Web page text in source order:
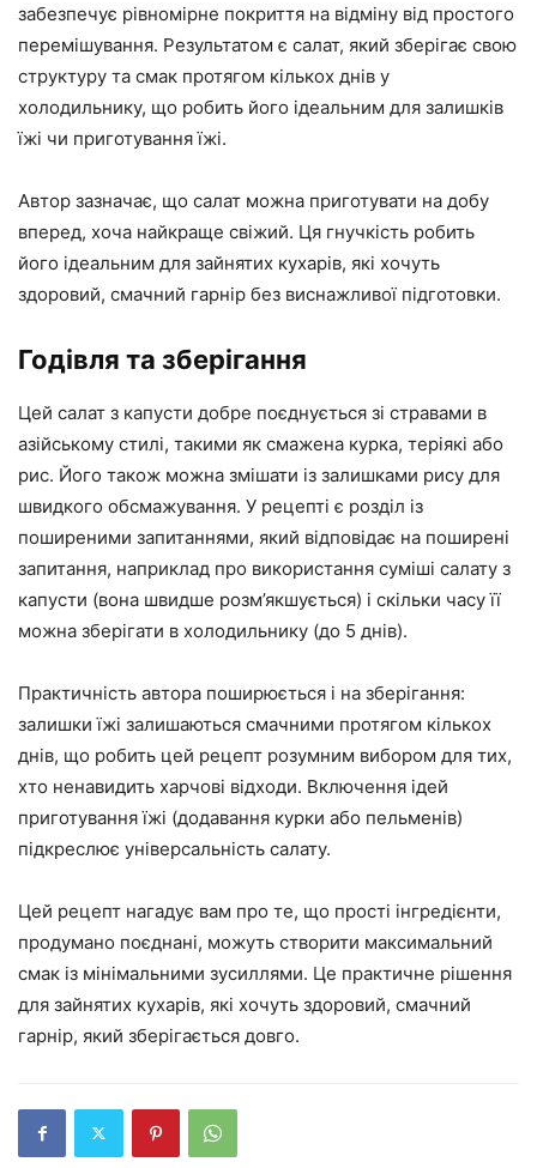
забезпечує рівномірне покриття на відміну від простого
перемішування. Результатом є салат, який зберігає свою
структуру та смак протягом кількох днів у
холодильнику, що робить його ідеальним для залишків
їжі чи приготування їжі.
Автор зазначає, що салат можна приготувати на добу
вперед, хоча найкраще свіжий. Ця гнучкість робить
його ідеальним для зайнятих кухарів, які хочуть
здоровий, смачний гарнір без виснажливої ​​підготовки.
Годівля та зберігання
Цей салат з капусти добре поєднується зі стравами в
азійському стилі, такими як смажена курка, теріякі або
рис. Його також можна змішати із залишками рису для
швидкого обсмажування. У рецепті є розділ із
поширеними запитаннями, який відповідає на поширені
запитання, наприклад про використання суміші салату з
капусти (вона швидше розм’якшується) і скільки часу її
можна зберігати в холодильнику (до 5 днів).
Практичність автора поширюється і на зберігання:
залишки їжі залишаються смачними протягом кількох
днів, що робить цей рецепт розумним вибором для тих,
хто ненавидить харчові відходи. Включення ідей
приготування їжі (додавання курки або пельменів)
підкреслює універсальність салату.
Цей рецепт нагадує вам про те, що прості інгредієнти,
продумано поєднані, можуть створити максимальний
смак із мінімальними зусиллями. Це практичне рішення
для зайнятих кухарів, які хочуть здоровий, смачний
гарнір, який зберігається довго.